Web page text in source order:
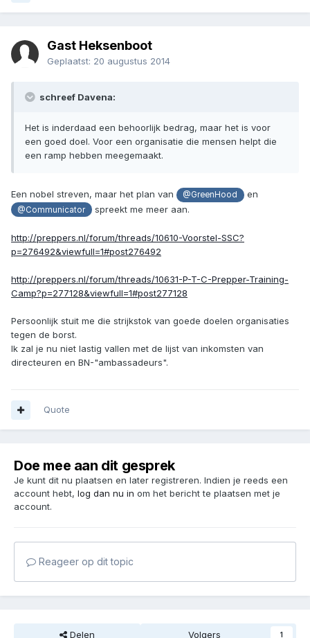
Gast Heksenboot
Geplaatst: 20 augustus 2014
schreef Davena:
Het is inderdaad een behoorlijk bedrag, maar het is voor
een goed doel. Voor een organisatie die mensen helpt die
een ramp hebben meegemaakt.
Een nobel streven, maar het plan van @GreenHood en
@Communicator spreekt me meer aan.
http://preppers.nl/forum/threads/10610-Voorstel-SSC?
p=276492&viewfull=1#post276492
http://preppers.nl/forum/threads/10631-P-T-C-Prepper-Training-
Camp?p=277128&viewfull=1#post277128
Persoonlijk stuit me die strijkstok van goede doelen organisaties
tegen de borst.
Ik zal je nu niet lastig vallen met de lijst van inkomsten van
directeuren en BN-"ambassadeurs".
Quote
Doe mee aan dit gesprek
Je kunt dit nu plaatsen en later registreren. Indien je reeds een
account hebt, log dan nu in om het bericht te plaatsen met je
account.
Reageer op dit topic
Delen Volgers 1